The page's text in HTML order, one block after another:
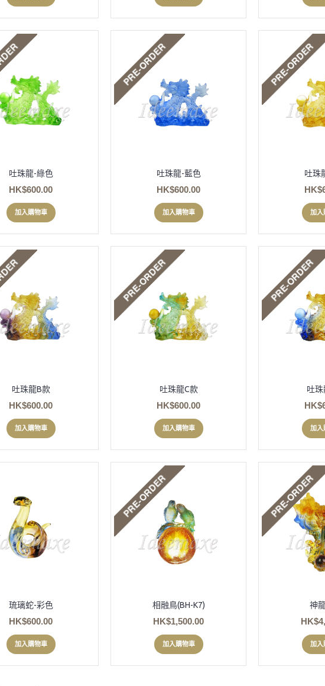
吐珠龍-綠色
HK$600.00
加入購物車
吐珠龍-藍色
HK$600.00
加入購物車
吐珠
加入
吐珠龍B款
HK$600.00
加入購物車
吐珠龍C款
HK$600.00
加入購物車
吐
加入
琉璃蛇-彩色
HK$600.00
加入購物車
相融鳥(BH-K7)
HK$1,500.00
加入購物車
神
加入